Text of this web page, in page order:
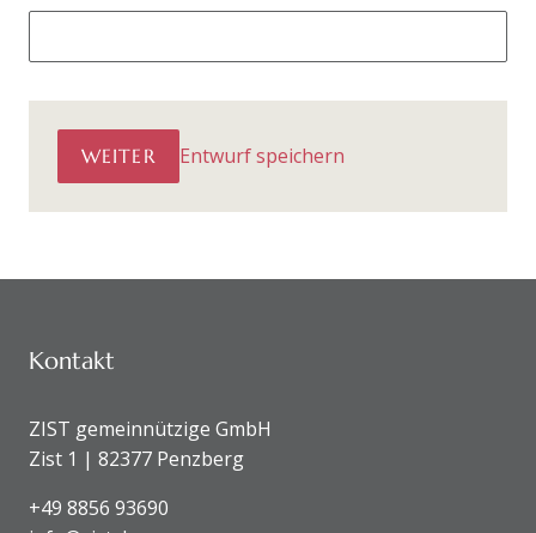
WEITER Entwurf speichern
KONTAKTDATEN UND SITEMAP
Kontakt
ZIST gemeinnützige GmbH
Zist 1 | 82377 Penzberg
+49 8856 93690